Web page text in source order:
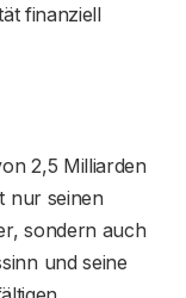
finanziell
2,5 Milliarden
nur seinen
sondern auch
und seine